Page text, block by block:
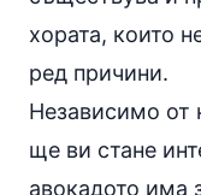
хората, които
ред причини.
Независимо от
ще ви стане
авокадото има